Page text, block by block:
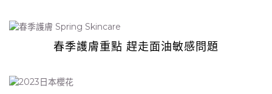
春季護膚重點 趕走面油敏感問題